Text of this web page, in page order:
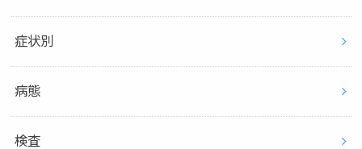
症状別
病態
検査